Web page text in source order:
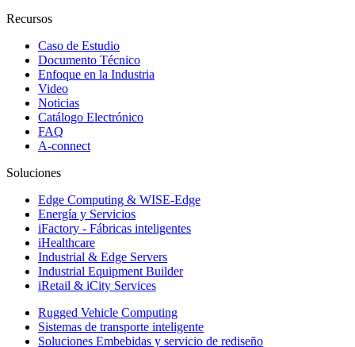
Recursos
Caso de Estudio
Documento Técnico
Enfoque en la Industria
Video
Noticias
Catálogo Electrónico
FAQ
A-connect
Soluciones
Edge Computing & WISE-Edge
Energía y Servicios
iFactory - Fábricas inteligentes
iHealthcare
Industrial & Edge Servers
Industrial Equipment Builder
iRetail & iCity Services
Rugged Vehicle Computing
Sistemas de transporte inteligente
Soluciones Embebidas y servicio de rediseño